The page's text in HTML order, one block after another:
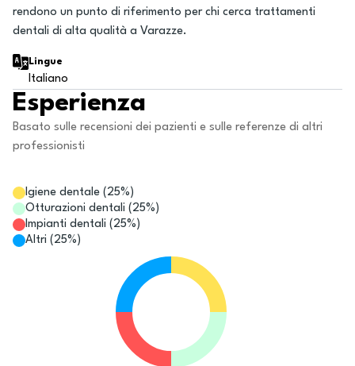
rendono un punto di riferimento per chi cerca trattamenti
dentali di alta qualità a Varazze.
Lingue
Italiano
Esperienza
Basato sulle recensioni dei pazienti e sulle referenze di altri
professionisti
Igiene dentale ( 25%)
Otturazioni dentali ( 25%)
Impianti dentali ( 25%)
Altri ( 25%)